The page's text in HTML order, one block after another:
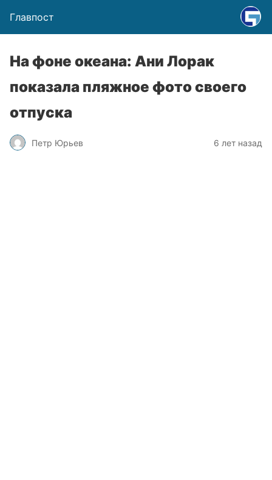
Главпост
На фоне океана: Ани Лорак
показала пляжное фото своего
отпуска
Петр Юрьев 6 лет назад